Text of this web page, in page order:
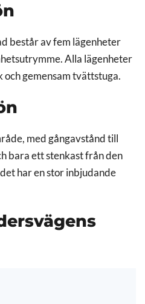
består av fem lägenheter
Alla lägenheter
gemensam tvättstuga.
med gångavstånd till
bara ett stenkast från den
har en stor inbjudande